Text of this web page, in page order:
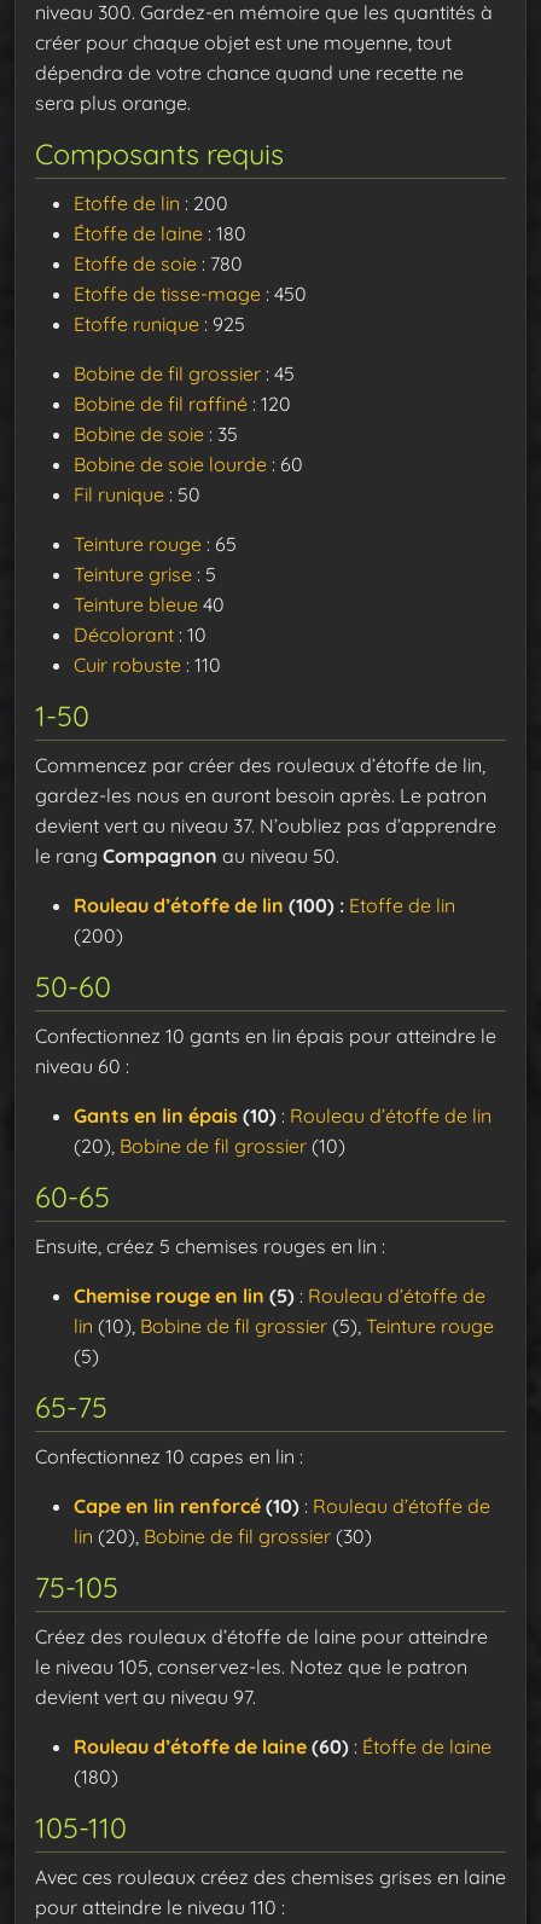
niveau 300. Gardez-en mémoire que les quantités à
créer pour chaque objet est une moyenne, tout
dépendra de votre chance quand une recette ne
sera plus orange.
Composants requis
Etoffe de lin : 200
Étoffe de laine : 180
Etoffe de soie : 780
Etoffe de tisse-mage : 450
Etoffe runique : 925
Bobine de fil grossier : 45
Bobine de fil raffiné : 120
Bobine de soie : 35
Bobine de soie lourde : 60
Fil runique : 50
Teinture rouge : 65
Teinture grise : 5
Teinture bleue 40
Décolorant : 10
Cuir robuste : 110
1-50
Commencez par créer des rouleaux d’étoffe de lin,
gardez-les nous en auront besoin après. Le patron
devient vert au niveau 37. N’oubliez pas d’apprendre
le rang Compagnon au niveau 50.
Rouleau d’étoffe de lin (100) : Etoffe de lin
(200)
50-60
Confectionnez 10 gants en lin épais pour atteindre le
niveau 60 :
Gants en lin épais (10) : Rouleau d’étoffe de lin
(20), Bobine de fil grossier (10)
60-65
Ensuite, créez 5 chemises rouges en lin :
Chemise rouge en lin (5) : Rouleau d’étoffe de
lin (10), Bobine de fil grossier (5), Teinture rouge
(5)
65-75
Confectionnez 10 capes en lin :
Cape en lin renforcé (10) : Rouleau d’étoffe de
lin (20), Bobine de fil grossier (30)
75-105
Créez des rouleaux d’étoffe de laine pour atteindre
le niveau 105, conservez-les. Notez que le patron
devient vert au niveau 97.
Rouleau d’étoffe de laine (60) : Étoffe de laine
(180)
105-110
Avec ces rouleaux créez des chemises grises en laine
pour atteindre le niveau 110 :